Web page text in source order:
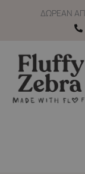
ΔΩΡΕΑΝ